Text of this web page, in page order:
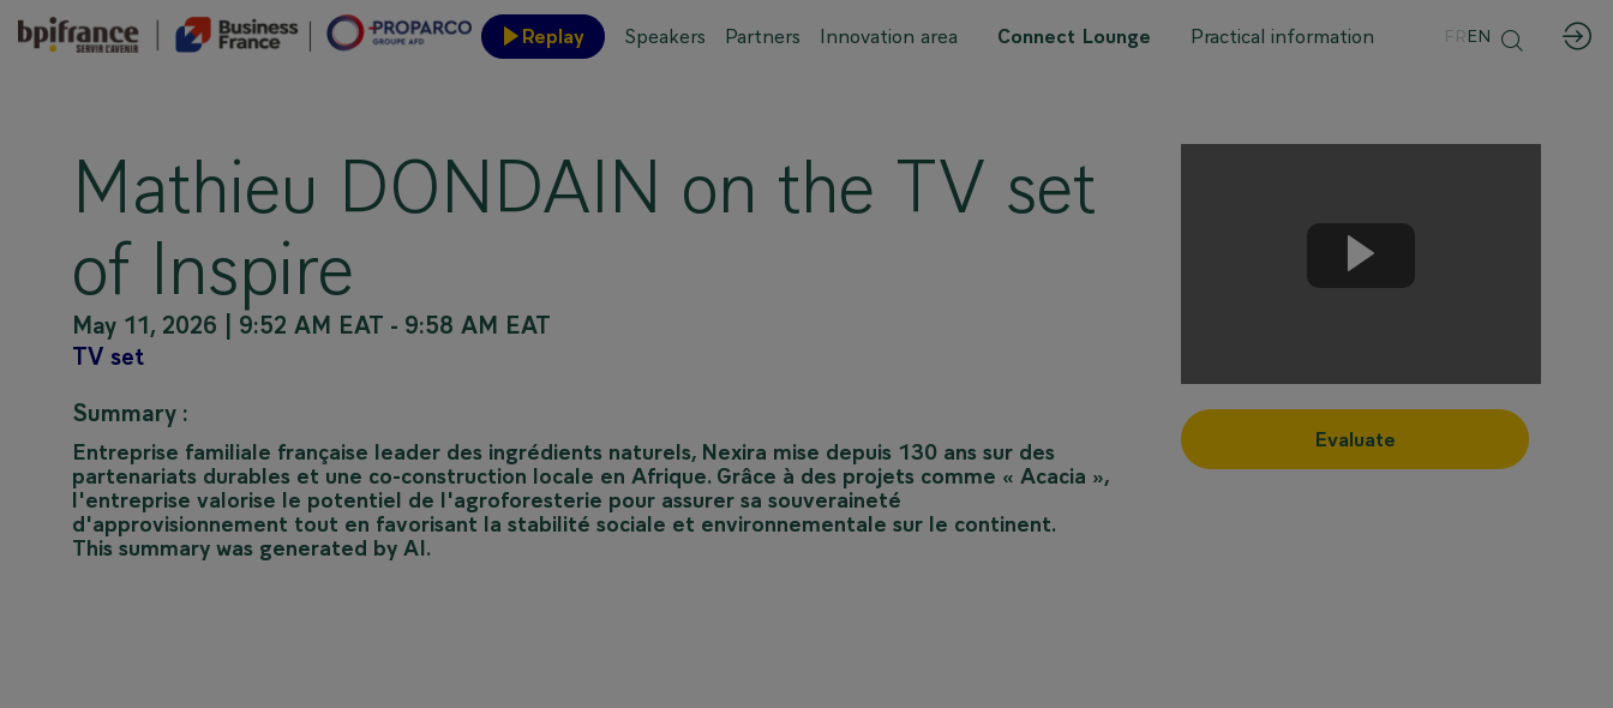
Replay Speakers Partners Innovation area Connect Lounge Practical information FREN
Mathieu DONDAIN on the TV set
of Inspire
May 11, 2026 9:52 AM EAT - 9:58 AM EAT
TV set
Evaluate
Summary :
Entreprise familiale française leader des ingrédients naturels, Nexira mise depuis 130 ans sur des
partenariats durables et une co-construction locale en Afrique. Grâce à des projets comme « Acacia »,
l'entreprise valorise le potentiel de l'agroforesterie pour assurer sa souveraineté
d'approvisionnement tout en favorisant la stabilité sociale et environnementale sur le continent.
This summary was generated by AI.